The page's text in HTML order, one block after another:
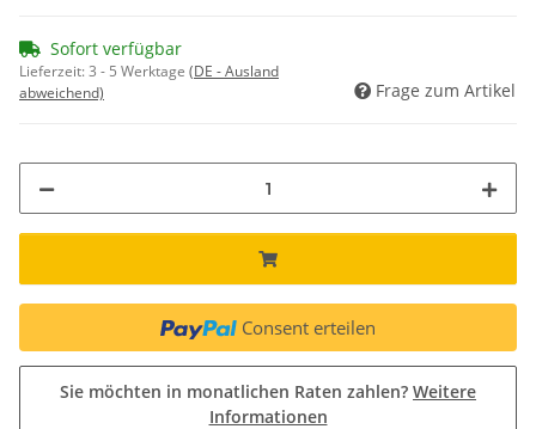
Sofort verfügbar
Lieferzeit:3 - 5 Werktage (DE - Ausland
abweichend)
Frage zum Artikel
Consent erteilen
Sie möchten in monatlichen Raten zahlen? Weitere
Informationen